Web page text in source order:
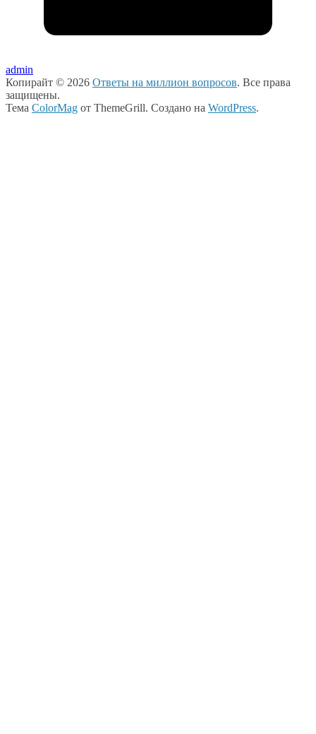
admin
Копирайт © 2026 Ответы на миллион вопросов. Все права
защищены.
Тема ColorMag от ThemeGrill. Создано на WordPress.